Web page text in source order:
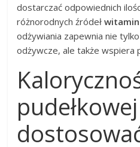
dostarczać odpowiednich
różnorodnych źródełwitamin
odżywiania zapewnia nie
odżywcze, ale także wspiera